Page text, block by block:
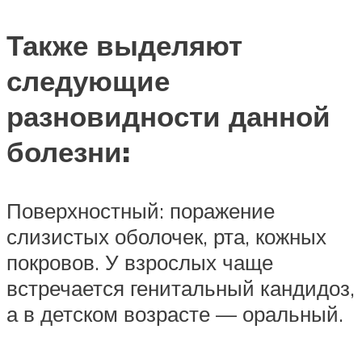
Также выделяют
следующие
разновидности данной
болезни:
Поверхностный: поражение
слизистых оболочек, рта, кожных
покровов. У взрослых чаще
встречается генитальный кандидоз,
а в детском возрасте — оральный.